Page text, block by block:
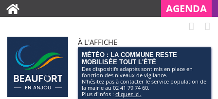
AGENDA
À L'AFFICHE
MÉTÉO : LA COMMUNE RESTE
MOBILISÉE TOUT L'ÉTÉ
Des dispositifs adaptés sont mis en place en
fonction des niveaux de vigilance.
N’hésitez pas à contacter le service population de
la mairie au 02 41 79 74 60.
Plus d'infos :cliquez ici.